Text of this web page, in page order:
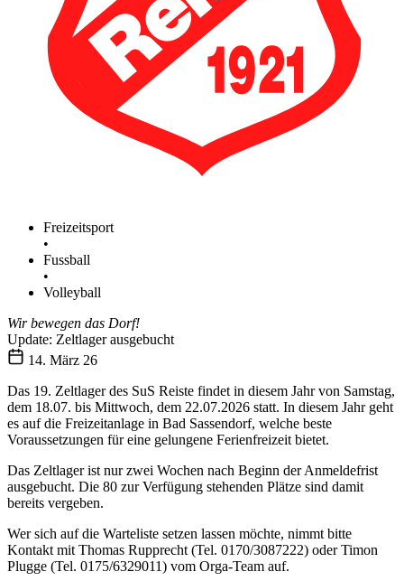
Freizeitsport
•
Fussball
•
Volleyball
Wir bewegen das Dorf!
Update: Zeltlager ausgebucht
14. März 26
Das 19. Zeltlager des SuS Reiste findet in diesem Jahr von Samstag,
dem 18.07. bis Mittwoch, dem 22.07.2026 statt. In diesem Jahr geht
es auf die Freizeitanlage in Bad Sassendorf, welche beste
Voraussetzungen für eine gelungene Ferienfreizeit bietet.
Das Zeltlager ist nur zwei Wochen nach Beginn der Anmeldefrist
ausgebucht. Die 80 zur Verfügung stehenden Plätze sind damit
bereits vergeben.
Wer sich auf die Warteliste setzen lassen möchte, nimmt bitte
Kontakt mit Thomas Rupprecht (Tel. 0170/3087222) oder Timon
Plugge (Tel. 0175/6329011) vom Orga-Team auf.